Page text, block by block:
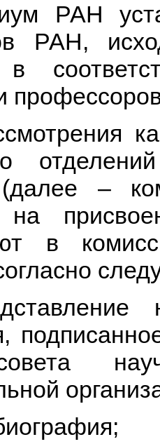
РАН
РАН,
в
(далее –
на
в